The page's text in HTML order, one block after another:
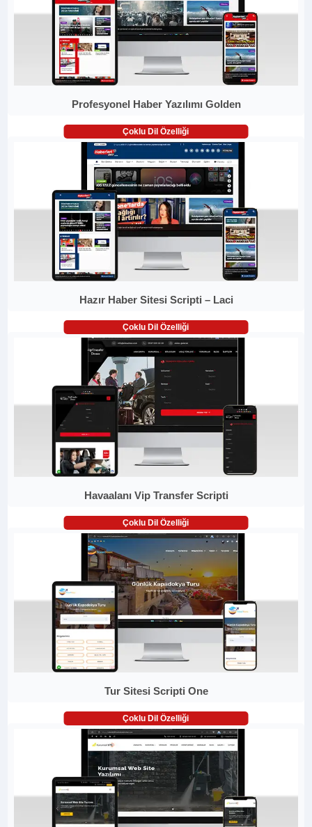
Profesyonel Haber Yazılımı Golden
Çoklu Dil Özelliği
Hazır Haber Sitesi Scripti – Laci
Çoklu Dil Özelliği
Havaalanı Vip Transfer Scripti
Çoklu Dil Özelliği
Tur Sitesi Scripti One
Çoklu Dil Özelliği